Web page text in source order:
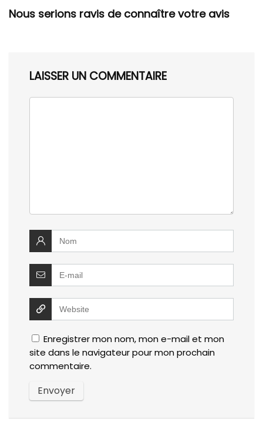
Nous serions ravis de connaître votre avis
LAISSER UN COMMENTAIRE
Enregistrer mon nom, mon e-mail et mon
site dans le navigateur pour mon prochain
commentaire.